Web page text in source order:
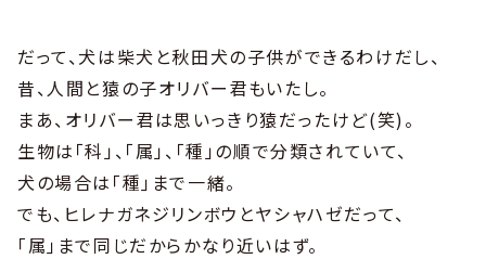
だって、犬は柴犬と秋田犬の子供ができるわけだし、
昔、人間と猿の子オリバー君もいたし。
まあ、オリバー君は思いっきり猿だったけど(笑)。
生物は「科」、「属」、「種」の順で分類されていて、
犬の場合は｢種｣まで一緒。
でも、ヒレナガネジリンボウとヤシャハゼだって、
｢属｣まで同じだからかなり近いはず。